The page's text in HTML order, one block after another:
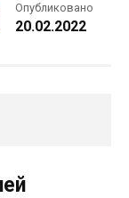
Опубликовано
20.02.2022